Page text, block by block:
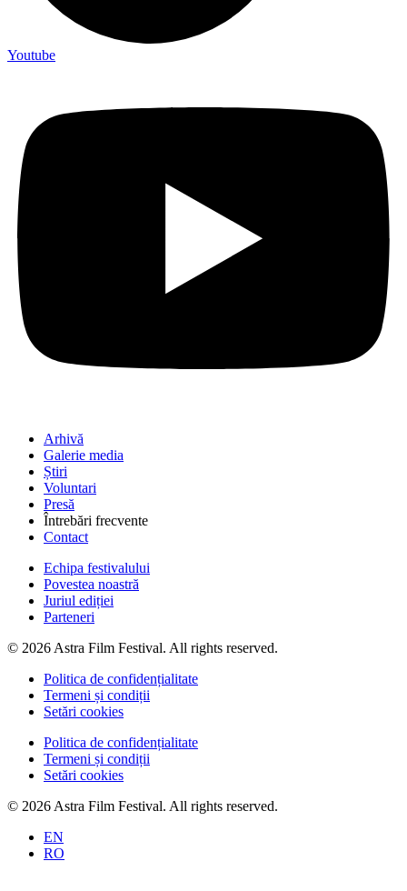
Youtube
Arhivă
Galerie media
Știri
Voluntari
Presă
Întrebări frecvente
Contact
Echipa festivalului
Povestea noastră
Juriul ediției
Parteneri
© 2026 Astra Film Festival. All rights reserved.
Politica de confidențialitate
Termeni și condiții
Setări cookies
Politica de confidențialitate
Termeni și condiții
Setări cookies
© 2026 Astra Film Festival. All rights reserved.
EN
RO